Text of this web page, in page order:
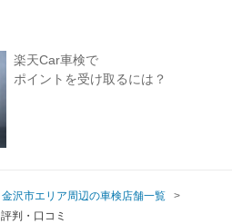
楽天Car車検で
ポイントを受け取るには？
金沢市エリア周辺の車検店舗一覧
評判・口コミ